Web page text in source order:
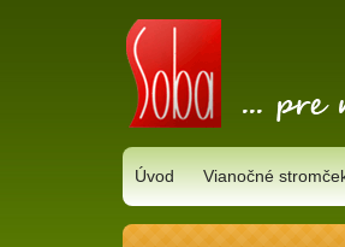
Úvod Vianočné